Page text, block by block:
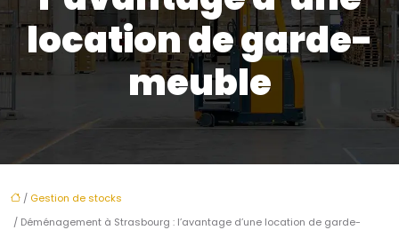
location de garde-
meuble
/ Gestion de stocks
/ Déménagement à Strasbourg : l’avantage d’une location de garde-